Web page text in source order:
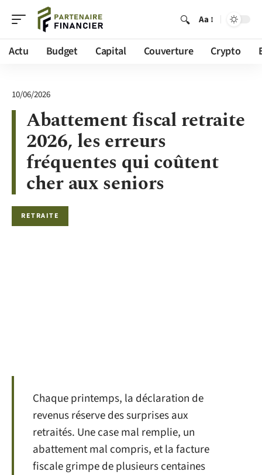
Aa
Actu Budget Capital Couverture Crypto
10/06/2026
Abattement fiscal retraite
2026, les erreurs
fréquentes qui coûtent
cher aux seniors
RETRAITE
Chaque printemps, la déclaration de
revenus réserve des surprises aux
retraités. Une case mal remplie, un
abattement mal compris, et la facture
fiscale grimpe de plusieurs centaines